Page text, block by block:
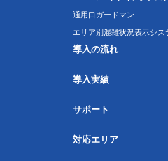
通用口ガードマン
エリア別混雑状況表示シス
導入の流れ
導入実績
サポート
対応エリア